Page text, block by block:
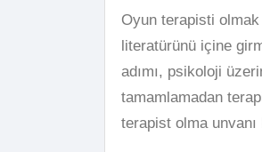
Oyun terapisti
literatürünü içine
adımı, psikoloji
tamamlamadan
terapist olma